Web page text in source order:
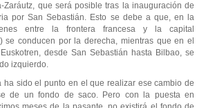
Zaráutz, que será posible tras la inauguración de
por San Sebastián. Esto se debe a que, en la
entre la frontera francesa y la capital
se conducen por la derecha, mientras que en el
desde San Sebastián hasta Bilbao, se
izquierdo.
ha sido el punto en el que realizar ese cambio de
de un fondo de saco. Pero con la puesta en